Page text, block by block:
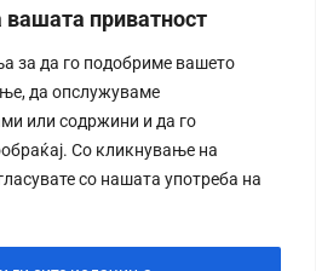
приватност
за да го подобриме вашето
да опслужуваме
или содржини и да го
Со кликнување на
со нашата употреба на